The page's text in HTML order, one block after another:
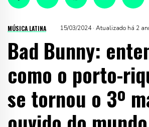
MÚSICA LATINA 15/03/2024 · Atualizado há 2
Bad Bunny:
como o porto-
se tornou o 3º